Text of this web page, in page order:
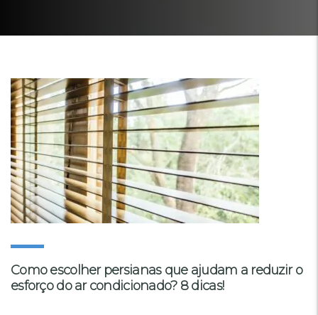
Como escolher persianas que ajudam a reduzir o
esforço do ar condicionado? 8 dicas!